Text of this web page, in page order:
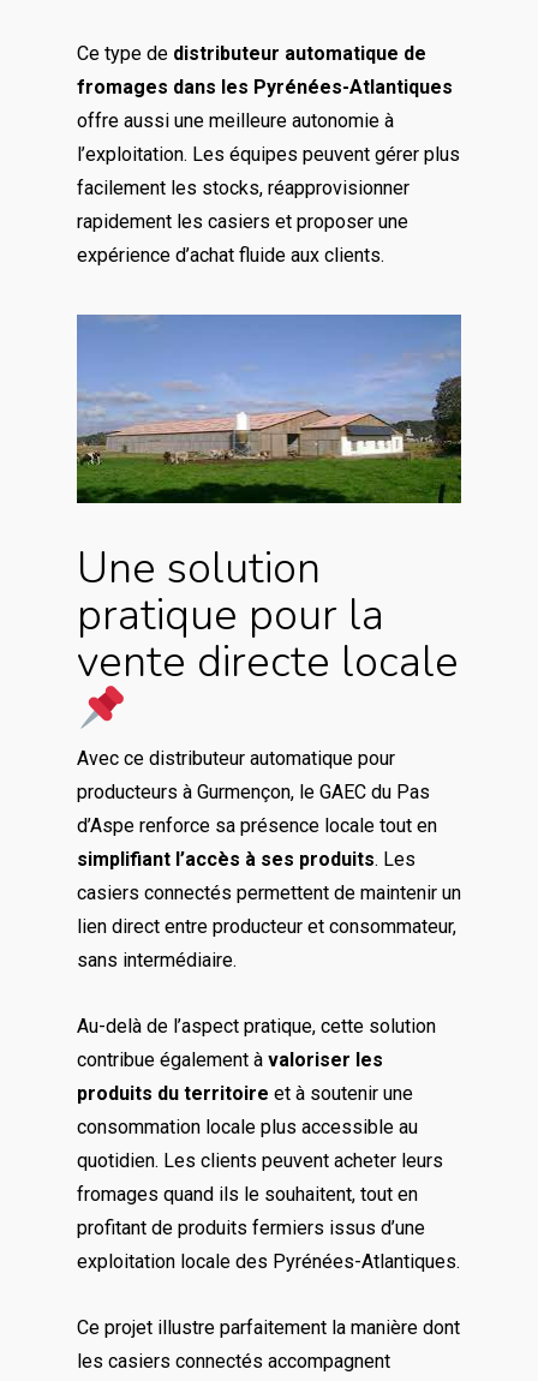
Ce type de distributeur automatique de
fromages dans les Pyrénées-Atlantiques
offre aussi une meilleure autonomie à
l’exploitation. Les équipes peuvent gérer plus
facilement les stocks, réapprovisionner
rapidement les casiers et proposer une
expérience d’achat fluide aux clients.
Une solution
pratique pour la
vente directe locale
Avec ce distributeur automatique pour
producteurs à Gurmençon, le GAEC du Pas
d’Aspe renforce sa présence locale tout en
simplifiant l’accès à ses produits. Les
casiers connectés permettent de maintenir un
lien direct entre producteur et consommateur,
sans intermédiaire.
Au-delà de l’aspect pratique, cette solution
contribue également à valoriser les
produits du territoire et à soutenir une
consommation locale plus accessible au
quotidien. Les clients peuvent acheter leurs
fromages quand ils le souhaitent, tout en
profitant de produits fermiers issus d’une
exploitation locale des Pyrénées-Atlantiques.
Ce projet illustre parfaitement la manière dont
les casiers connectés accompagnent